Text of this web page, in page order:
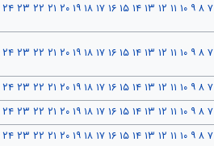
۷ ۸ ۹ ۱۰ ۱۱ ۱۲ ۱۳ ۱۴ ۱۵ ۱۶ ۱۷ ۱۸ ۱۹ ۲۰ ۲۱ ۲۲ ۲۳ ۲۴
۷ ۸ ۹ ۱۰ ۱۱ ۱۲ ۱۳ ۱۴ ۱۵ ۱۶ ۱۷ ۱۸ ۱۹ ۲۰ ۲۱ ۲۲ ۲۳ ۲۴
۷ ۸ ۹ ۱۰ ۱۱ ۱۲ ۱۳ ۱۴ ۱۵ ۱۶ ۱۷ ۱۸ ۱۹ ۲۰ ۲۱ ۲۲ ۲۳ ۲۴
۷ ۸ ۹ ۱۰ ۱۱ ۱۲ ۱۳ ۱۴ ۱۵ ۱۶ ۱۷ ۱۸ ۱۹ ۲۰ ۲۱ ۲۲ ۲۳ ۲۴
۷ ۸ ۹ ۱۰ ۱۱ ۱۲ ۱۳ ۱۴ ۱۵ ۱۶ ۱۷ ۱۸ ۱۹ ۲۰ ۲۱ ۲۲ ۲۳ ۲۴